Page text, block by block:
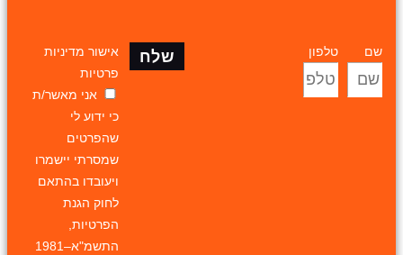
שם טלפון
אישור מדיניות
פרטיות
אני מאשר/ת
כי ידוע לי
שהפרטים
שמסרתי יישמרו
ויעובדו בהתאם
לחוק הגנת
הפרטיות,
התשמ"א–1981
שלח